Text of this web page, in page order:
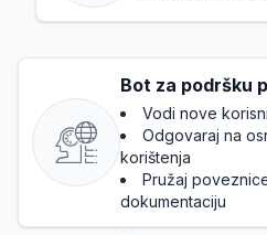
Bot za podršku
Vodi nove
Odgovaraj na
korištenja
Pružaj
dokumentaciju